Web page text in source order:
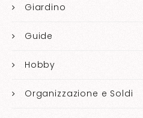
Giardino
Guide
Hobby
Organizzazione e Soldi